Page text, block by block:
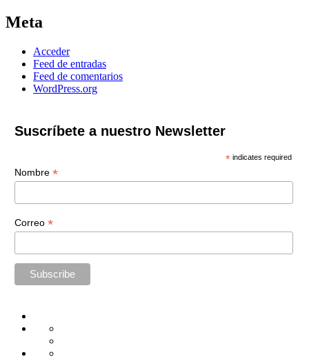
Meta
Acceder
Feed de entradas
Feed de comentarios
WordPress.org
Suscríbete a nuestro Newsletter
* indicates required
Nombre *
Correo *
Administración
Capacitación